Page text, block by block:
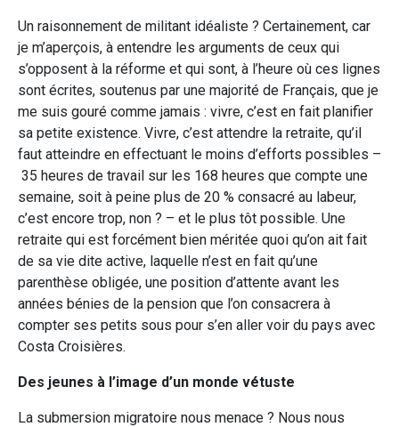
Un raisonnement de militant idéaliste ? Certainement, car
je m’aperçois, à entendre les arguments de ceux qui
s’opposent à la réforme et qui sont, à l’heure où ces lignes
sont écrites, soutenus par une majorité de Français, que je
me suis gouré comme jamais : vivre, c’est en fait planifier
sa petite existence. Vivre, c’est attendre la retraite, qu’il
faut atteindre en effectuant le moins d’efforts possibles –
35 heures de travail sur les 168 heures que compte une
semaine, soit à peine plus de 20 % consacré au labeur,
c’est encore trop, non ? – et le plus tôt possible. Une
retraite qui est forcément bien méritée quoi qu’on ait fait
de sa vie dite active, laquelle n’est en fait qu’une
parenthèse obligée, une position d’attente avant les
années bénies de la pension que l’on consacrera à
compter ses petits sous pour s’en aller voir du pays avec
Costa Croisières.
Des jeunes à l’image d’un monde vétuste
La submersion migratoire nous menace ? Nous nous